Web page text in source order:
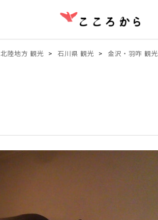
北陸地方 観光 石川県 観光 金沢・羽咋 観光